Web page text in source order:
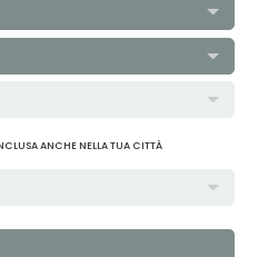
ANCHE NELLA TUA CITTÀ